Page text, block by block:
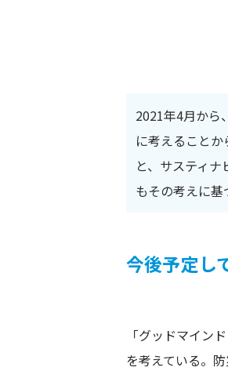
2021年4月から
に考えること
と、サスティ
もその考えに基
今後予定し
「グッドマイン
を考えている。